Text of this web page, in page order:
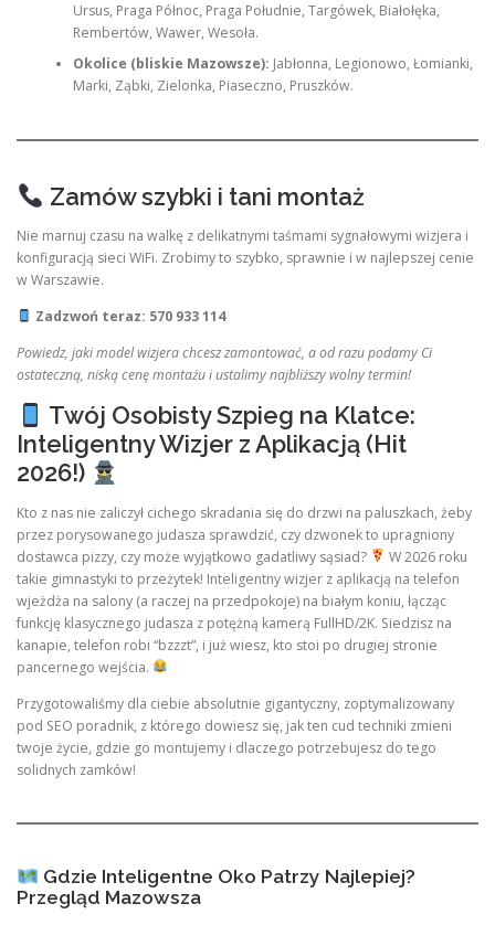
Ursus, Praga Północ, Praga Południe, Targówek, Białołęka,
Rembertów, Wawer, Wesoła.
Okolice (bliskie Mazowsze): Jabłonna, Legionowo, Łomianki,
Marki, Ząbki, Zielonka, Piaseczno, Pruszków.
Zamów szybki i tani montaż
Nie marnuj czasu na walkę z delikatnymi taśmami sygnałowymi wizjera i
konfiguracją sieci WiFi. Zrobimy to szybko, sprawnie i w najlepszej cenie
w Warszawie.
Zadzwoń teraz: 570 933 114
Powiedz, jaki model wizjera chcesz zamontować, a od razu podamy Ci
ostateczną, niską cenę montażu i ustalimy najbliższy wolny termin!
Twój Osobisty Szpieg na Klatce:
Inteligentny Wizjer z Aplikacją (Hit
2026!)
Kto z nas nie zaliczył cichego skradania się do drzwi na paluszkach, żeby
przez porysowanego judasza sprawdzić, czy dzwonek to upragniony
dostawca pizzy, czy może wyjątkowo gadatliwy sąsiad?
W 2026 roku
takie gimnastyki to przeżytek! Inteligentny wizjer z aplikacją na telefon
wjeżdża na salony (a raczej na przedpokoje) na białym koniu, łącząc
funkcję klasycznego judasza z potężną kamerą FullHD/2K. Siedzisz na
kanapie, telefon robi “bzzzt”, i już wiesz, kto stoi po drugiej stronie
pancernego wejścia.
Przygotowaliśmy dla ciebie absolutnie gigantyczny, zoptymalizowany
pod SEO poradnik, z którego dowiesz się, jak ten cud techniki zmieni
twoje życie, gdzie go montujemy i dlaczego potrzebujesz do tego
solidnych zamków!
Gdzie Inteligentne Oko Patrzy Najlepiej?
Przegląd Mazowsza